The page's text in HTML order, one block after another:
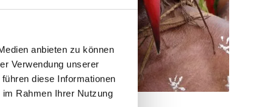
anbieten zu können
Verwendung unserer
diese Informationen
Rahmen Ihrer Nutzung